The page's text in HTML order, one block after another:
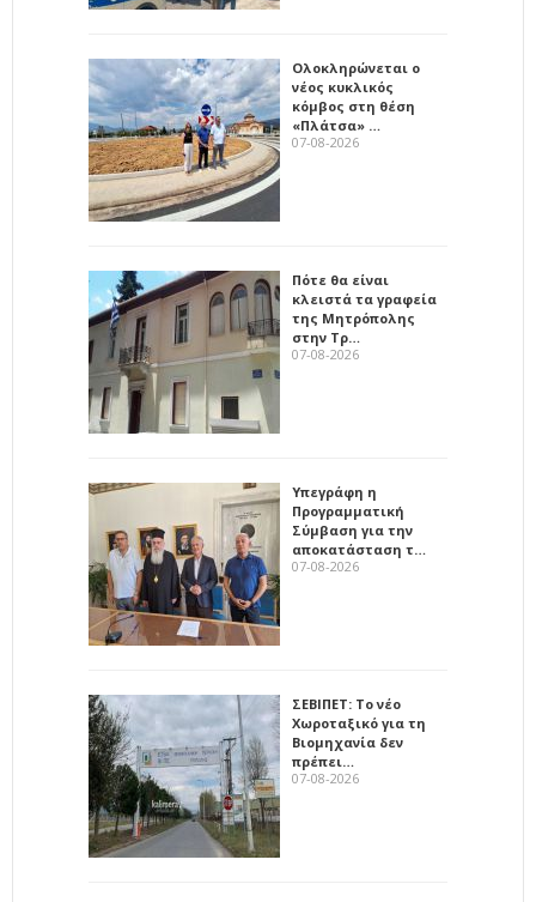
Ολοκληρώνεται ο
νέος κυκλικός
κόμβος στη θέση
«Πλάτσα» …
07-08-2026
Πότε θα είναι
κλειστά τα γραφεία
της Μητρόπολης
στην Τρ…
07-08-2026
Υπεγράφη η
Προγραμματική
Σύμβαση για την
αποκατάσταση τ…
07-08-2026
ΣΕΒΙΠΕΤ: Το νέο
Χωροταξικό για τη
Βιομηχανία δεν
πρέπει…
07-08-2026